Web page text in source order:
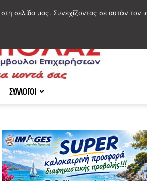
ΣΥΛΛΟΓΟΙ
σελίδα μας. Συνεχίζοντας σε αυτόν τον